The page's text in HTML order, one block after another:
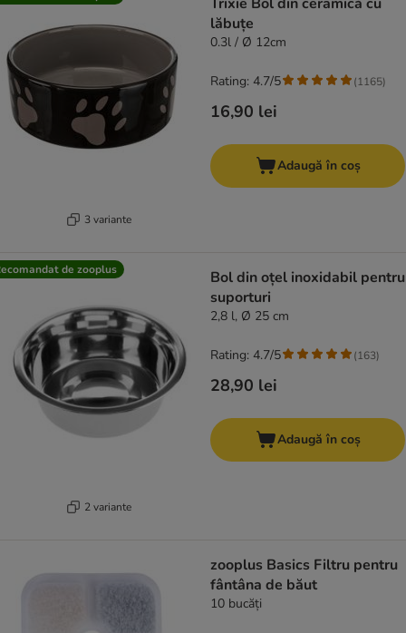
3 variante
lăbuțe
0.3l / Ø 12cm
16,90 lei
Rating: 4.7/5 (1165)
Adaugă în coș
de zooplus
2 variante
Bol din oțel inoxidabil pentru
suporturi
2,8 l, Ø 25 cm
28,90 lei
Rating: 4.7/5 (163)
Adaugă în coș
zooplus Basics Filtru pentru
fântâna de băut
10 bucăți